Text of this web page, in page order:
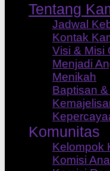
Tentang
Jadwal
Kontak
Visi & Misi
Menjadi
Menikah
Baptisan
Komunitas
Kelompok
Komisi